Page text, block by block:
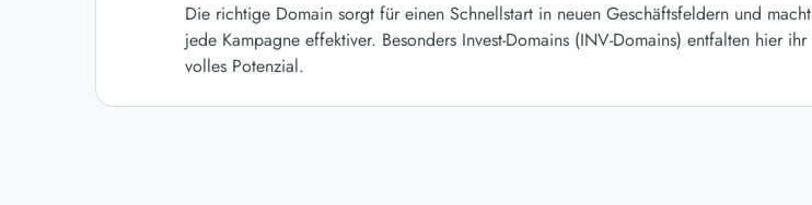
Die richtige Domain sorgt für einen Schnellstart in neuen Geschäftsfeldern und macht
jede Kampagne effektiver. Besonders Invest-Domains (INV-Domains) entfalten hier ihr
volles Potenzial.